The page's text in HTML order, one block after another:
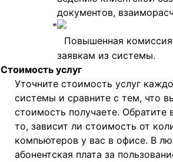
документов,
Повышенная
заявкам из системы.
Стоимость услуг
Уточните стоимость услуг
системы и сравните с тем, что
стоимость получаете. Обратите
то, зависит ли стоимость от
компьютеров у вас в офисе. В
абонентская плата за